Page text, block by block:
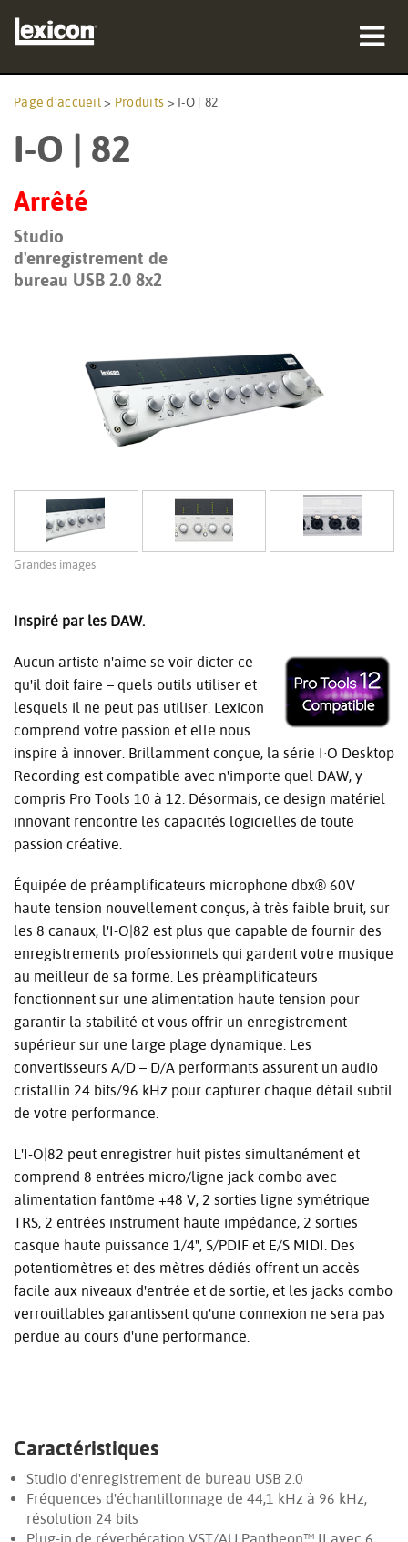
Produits
Où acheter
Formation
Langue/Région
Page d’accueil > Produits > I-O | 82
I-O | 82
Arrêté
Studio
d'enregistrement de
bureau USB 2.0 8x2
Grandes images
Inspiré par les DAW.
Aucun artiste n'aime se voir dicter ce
qu'il doit faire – quels outils utiliser et
lesquels il ne peut pas utiliser. Lexicon
comprend votre passion et elle nous
inspire à innover. Brillamment conçue, la série I·O Desktop
Recording est compatible avec n'importe quel DAW, y
compris Pro Tools 10 à 12. Désormais, ce design matériel
innovant rencontre les capacités logicielles de toute
passion créative.
Équipée de préamplificateurs microphone dbx® 60V
haute tension nouvellement conçus, à très faible bruit, sur
les 8 canaux, l'I-O|82 est plus que capable de fournir des
enregistrements professionnels qui gardent votre musique
au meilleur de sa forme. Les préamplificateurs
fonctionnent sur une alimentation haute tension pour
garantir la stabilité et vous offrir un enregistrement
supérieur sur une large plage dynamique. Les
convertisseurs A/D – D/A performants assurent un audio
cristallin 24 bits/96 kHz pour capturer chaque détail subtil
de votre performance.
L'I-O|82 peut enregistrer huit pistes simultanément et
comprend 8 entrées micro/ligne jack combo avec
alimentation fantôme +48 V, 2 sorties ligne symétrique
TRS, 2 entrées instrument haute impédance, 2 sorties
casque haute puissance 1/4", S/PDIF et E/S MIDI. Des
potentiomètres et des mètres dédiés offrent un accès
facile aux niveaux d'entrée et de sortie, et les jacks combo
verrouillables garantissent qu'une connexion ne sera pas
perdue au cours d'une performance.
Caractéristiques
Studio d'enregistrement de bureau USB 2.0
Fréquences d'échantillonnage de 44,1 kHz à 96 kHz,
résolution 24 bits